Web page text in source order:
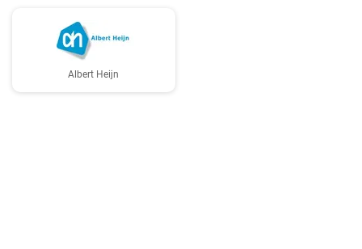
Albert Heijn